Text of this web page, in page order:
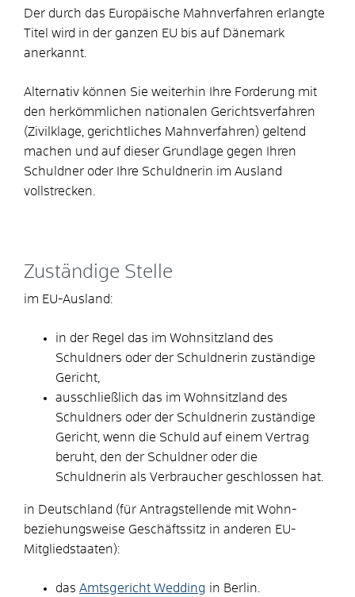
Der durch das Europäische Mahnverfahren erlangte
Titel wird in der ganzen EU bis auf Dänemark
anerkannt.
Alternativ können Sie weiterhin Ihre Forderung mit
den herkömmlichen nationalen Gerichtsverfahren
(Zivilklage, gerichtliches Mahnverfahren) geltend
machen und auf dieser Grundlage gegen Ihren
Schuldner oder Ihre Schuldnerin im Ausland
vollstrecken.
Zuständige Stelle
im EU-Ausland:
in der Regel das im Wohnsitzland des
Schuldners oder der Schuldnerin zuständige
Gericht,
ausschließlich das im Wohnsitzland des
Schuldners oder der Schuldnerin zuständige
Gericht, wenn die Schuld auf einem Vertrag
beruht, den der Schuldner oder die
Schuldnerin als Verbraucher geschlossen hat.
in Deutschland (für Antragstellende mit Wohn-
beziehungsweise Geschäftssitz in anderen EU-
Mitgliedstaaten):
das Amtsgericht Wedding in Berlin.